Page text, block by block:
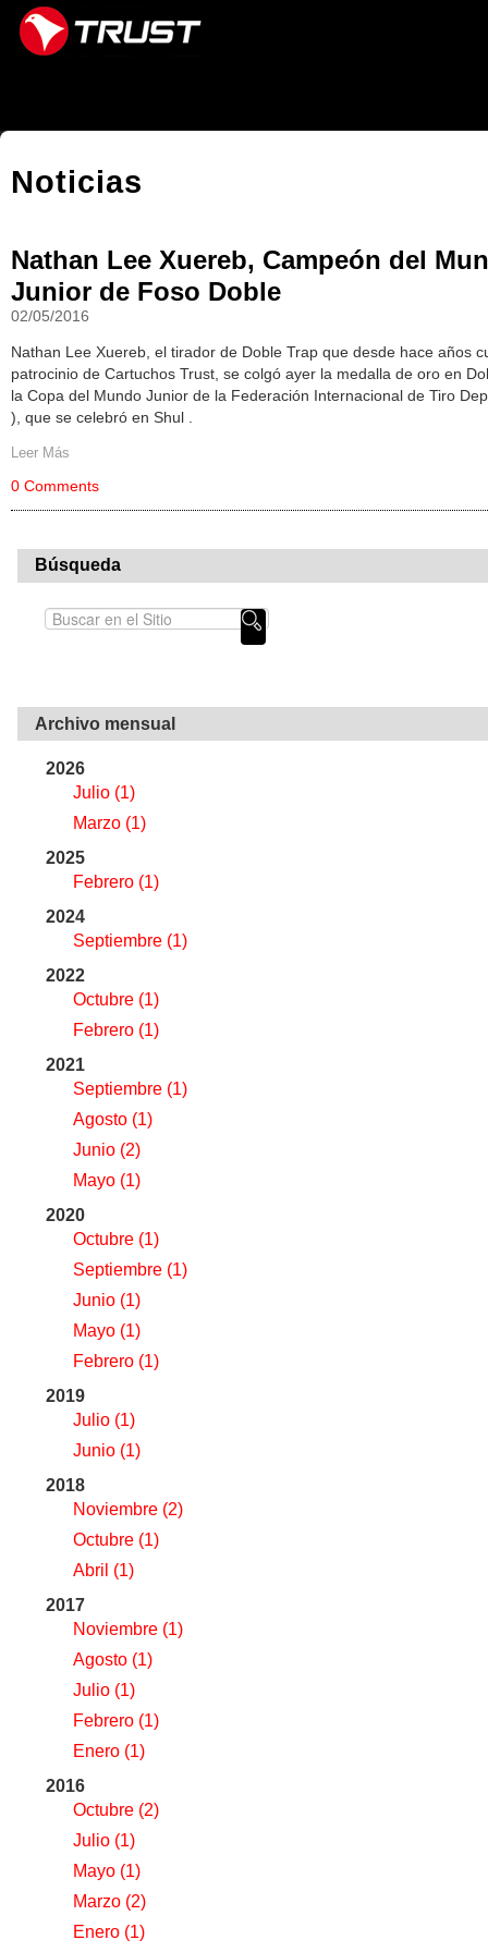
Noticias
Nathan Lee Xuereb, Campeón del
Junior de Foso Doble
02/05/2016
Nathan Lee Xuereb, el tirador de Doble Trap que desde hace años
patrocinio de Cartuchos Trust, se colgó ayer la medalla de oro en
la Copa del Mundo Junior de la Federación Internacional de Tiro
), que se celebró en Shul .
Leer Más
0 Comments
Búsqueda
Archivo mensual
2026
Julio (1)
Marzo (1)
2025
Febrero (1)
2024
Septiembre (1)
2022
Octubre (1)
Febrero (1)
2021
Septiembre (1)
Agosto (1)
Junio (2)
Mayo (1)
2020
Octubre (1)
Septiembre (1)
Junio (1)
Mayo (1)
Febrero (1)
2019
Julio (1)
Junio (1)
2018
Noviembre (2)
Octubre (1)
Abril (1)
2017
Noviembre (1)
Agosto (1)
Julio (1)
Febrero (1)
Enero (1)
2016
Octubre (2)
Julio (1)
Mayo (1)
Marzo (2)
Enero (1)